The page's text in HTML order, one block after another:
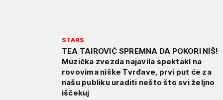
STARS
TEA TAIROVIĆ SPREMNA DA POKORI NIŠ!
Muzička zvezda najavila spektakl na
rovovima niške Tvrđave, prvi put će za
našu publiku uraditi nešto što svi željno
iščekuj